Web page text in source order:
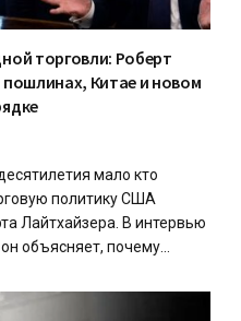
торговли: Роберт
Китае и новом
мало кто
политику США
Лайтхайзера. В интервью
объясняет, почему...